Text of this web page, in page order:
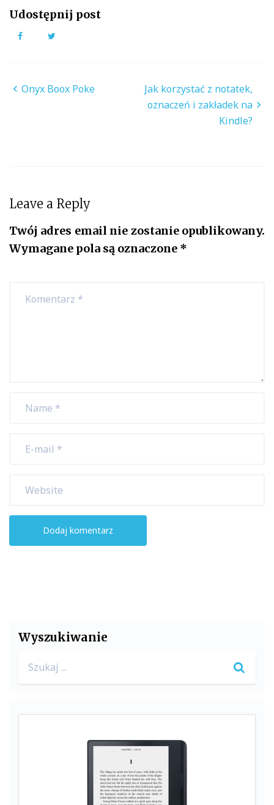
Udostępnij post
Facebook
Nawigacja
Onyx Boox Poke
Jak korzystać z notatek,
oznaczeń i zakładek na
Kindle?
Leave a Reply
Twój adres email nie zostanie opublikowany.
Wymagane pola są oznaczone *
Wyszukiwanie
for: